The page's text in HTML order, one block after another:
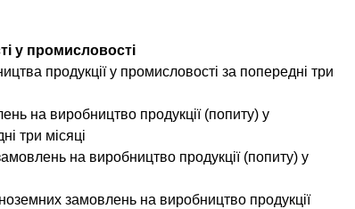
у промисловості
продукції у промисловості за попередні три
на виробництво продукції (попиту) у
три місяці
на виробництво продукції (попиту) у
замовлень на виробництво продукції